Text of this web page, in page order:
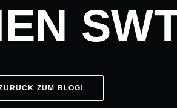
ZUM BLOG!